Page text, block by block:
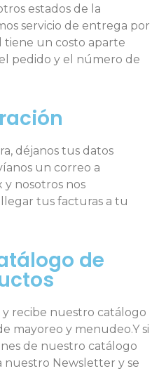
estados de la
servicio de entrega por
tiene un costo aparte
pedido y el número de
déjanos tus datos
un correo a
nosotros nos
tus facturas a tu
de
recibe nuestro catálogo
mayoreo y menudeo.Y si
de nuestro catálogo
nuestro Newsletter y se